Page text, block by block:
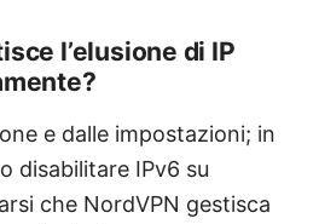
l’elusione di IP
e dalle impostazioni; in
disabilitare IPv6 su
che NordVPN gestisca